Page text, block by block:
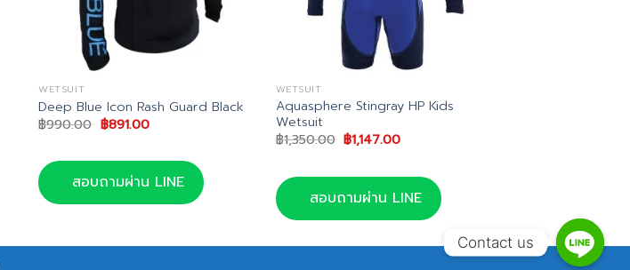
WETSUIT
Deep Blue Icon Rash Guard Black
฿990.00 Original
price
฿990.00.
฿891.00Current
฿891.00.
สอบถามผ่าน LINE
WETSUIT
Aquasphere Stingray HP Kids
Wetsuit
฿1,350.00 Original
price
฿1,350.00.
฿1,147.00Current
฿1,147.00.
สอบถามผ่าน LINE
Contact us